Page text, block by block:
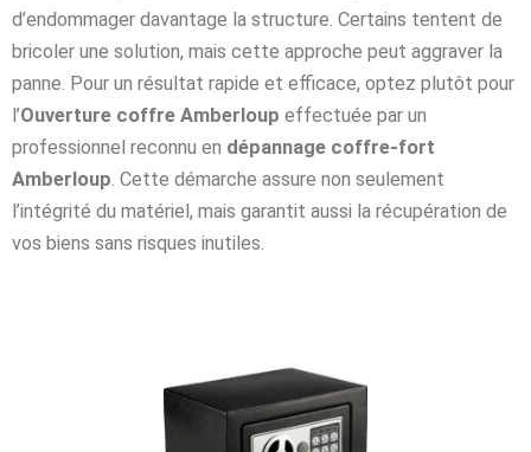
d’endommager davantage la structure. Certains tentent de
bricoler une solution, mais cette approche peut aggraver la
panne. Pour un résultat rapide et efficace, optez plutôt pour
l’Ouverture coffre Amberloup effectuée par un
professionnel reconnu en dépannage coffre-fort
Amberloup. Cette démarche assure non seulement
l’intégrité du matériel, mais garantit aussi la récupération de
vos biens sans risques inutiles.